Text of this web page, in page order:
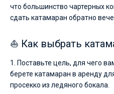
что большинство чартерных
сдать катамаран обратно
⛵ Как выбрать
1. Поставьте цель, для чего
берете катамаран в аренду
просекко из ледяного бокала.